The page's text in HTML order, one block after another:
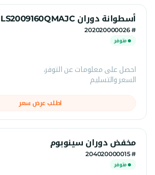
أسطوانة دوران LS2009160QMAJC سينوبوم
# 202020000026
متوفر
احصل على معلومات عن التوفر،
السعر والتسليم
اطلب عرض سعر
مخفض دوران سينوبوم
# 204020000015
متوفر